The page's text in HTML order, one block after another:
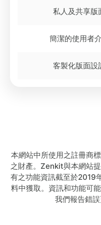
私人及共享版
簡潔的使用者
客製化版面設
本網站中所使用之註冊商
之財產。Zenkit與本網站
有之功能資訊截至於2019
料中獲取。資訊和功能可
我們報告錯